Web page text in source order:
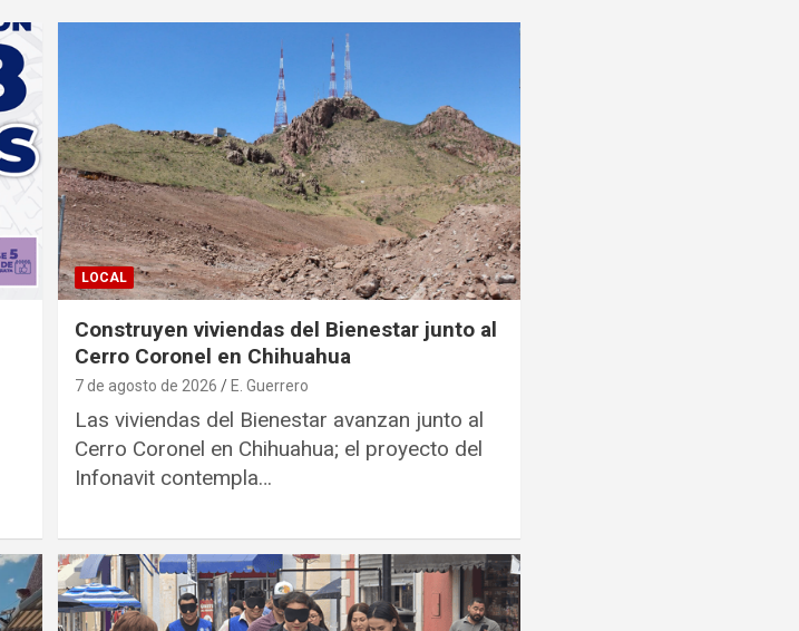
LOCAL
Construyen viviendas del Bienestar junto al
Cerro Coronel en Chihuahua
7 de agosto de 2026 E. Guerrero
Las viviendas del Bienestar avanzan junto al
Cerro Coronel en Chihuahua; el proyecto del
Infonavit contempla…